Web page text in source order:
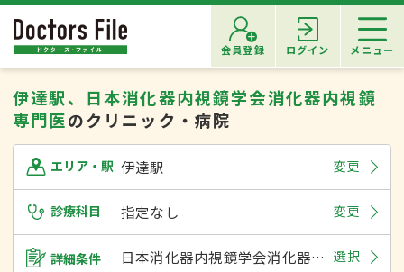
会員登録 ログイン メニュー
伊達駅、日本消化器内視鏡学会消化器内視鏡
専門医のクリニック・病院
エリア・駅 伊達駅 変更
診療科目 指定なし 変更
詳細条件 日本消化器内視鏡学会消化器内視鏡専門医 選択